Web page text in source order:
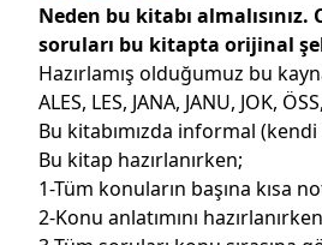
Neden bu kitabı
soruları bu kitapta orijinal
Hazırlamış olduğumuz bu
ALES, LES, JANA, JANU, JOK,
Bu kitabımızda informal
Bu kitap hazırlanırken;
1-Tüm konuların başına kısa
2-Konu anlatımını